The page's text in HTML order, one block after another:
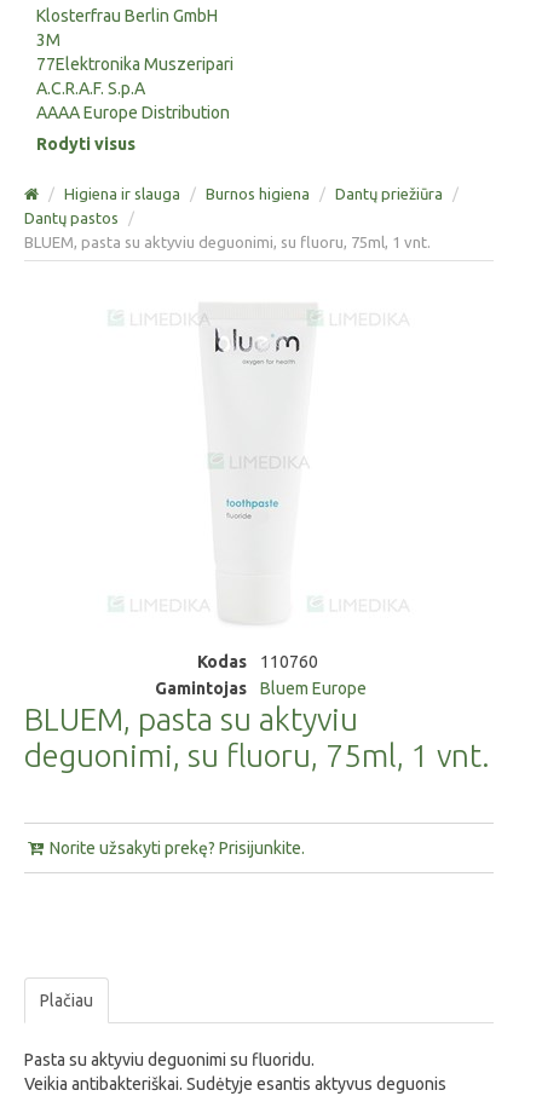
Klosterfrau Berlin GmbH
3M
77Elektronika Muszeripari
A.C.R.A.F. S.p.A
AAAA Europe Distribution
Rodyti visus
/ Higiena ir slauga / Burnos higiena / Dantų priežiūra
/
Dantų pastos
/
BLUEM, pasta su aktyviu deguonimi, su fluoru, 75ml, 1 vnt.
Kodas
110760
Gamintojas
Bluem Europe
BLUEM, pasta su aktyviu
deguonimi, su fluoru, 75ml, 1 vnt.
Norite užsakyti prekę? Prisijunkite.
Plačiau
Pasta su aktyviu deguonimi su fluoridu.
Veikia antibakteriškai. Sudėtyje esantis aktyvus deguonis